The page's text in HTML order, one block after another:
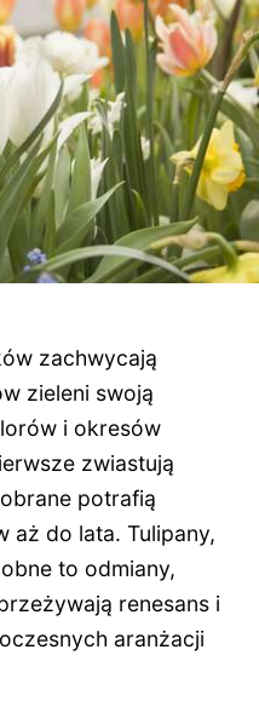
zachwycają
zieleni swoją
i okresów
zwiastują
potrafią
aż do lata. Tulipany,
to odmiany,
renesans i
aranżacji